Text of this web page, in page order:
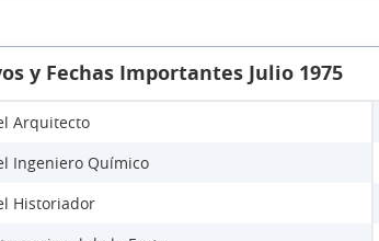
y Fechas Importantes Julio 1975
Arquitecto
Ingeniero Químico
Historiador